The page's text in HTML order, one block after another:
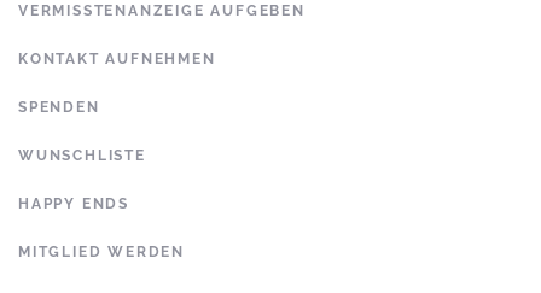
VERMISSTENANZEIGE AUFGEBEN
KONTAKT AUFNEHMEN
SPENDEN
WUNSCHLISTE
HAPPY ENDS
MITGLIED WERDEN